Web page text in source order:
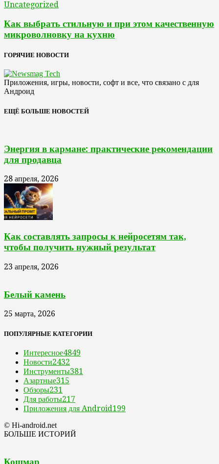
Uncategorized
Как выбрать стильную и при этом качественную
микроволновку на кухню
ГОРЯЧИЕ НОВОСТИ
Приложения, игры, новости, софт и все, что связано с для
Андроид
ЕЩЁ БОЛЬШЕ НОВОСТЕЙ
Энергия в кармане: практические рекомендации
для продавца
28 апреля, 2026
Как составлять запросы к нейросетям так,
чтобы получить нужный результат
23 апреля, 2026
Белый камень
25 марта, 2026
ПОПУЛЯРНЫЕ КАТЕГОРИИ
Интересное4849
Новости2432
Инструменты381
Азартные315
Обзоры231
Для работы217
Приложения для Android199
© Hi-android.net
БОЛЬШЕ ИСТОРИЙ
Кошмар